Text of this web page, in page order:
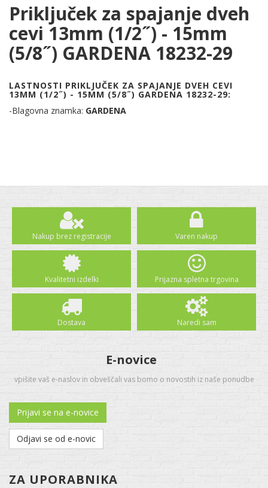
Priključek za spajanje dveh
cevi 13mm (1/2˝) - 15mm
(5/8˝) GARDENA 18232-29
LASTNOSTI PRIKLJUČEK ZA SPAJANJE DVEH CEVI
13MM (1/2˝) - 15MM (5/8˝) GARDENA 18232-29:
-Blagovna znamka: GARDENA
Nakup brez registracije Varen nakup
Kvalitetni izdelki Prijazna spletna trgovina
Dostava Naredi sam
E-novice
vpišite vaš e-naslov in obveščali vas bomo o novostih iz naše ponudbe
Prijavi se na e-novice
Odjavi se od e-novic
ZA UPORABNIKA